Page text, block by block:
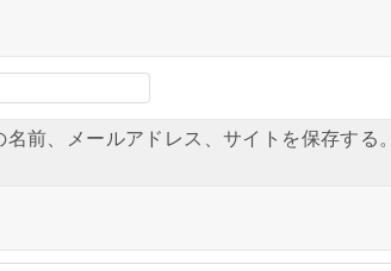
前、メールアドレス、サイトを保存する。